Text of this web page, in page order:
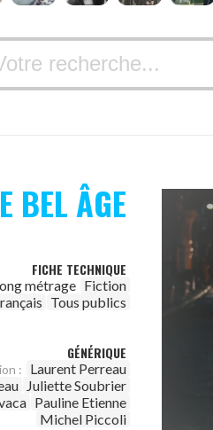
BEL ÂGE
FICHE TECHNIQUE
métrage Fiction
Tous publics
GÉNÉRIQUE
: Laurent Perreau
Juliette Soubrier
Pauline Etienne
Michel Piccoli